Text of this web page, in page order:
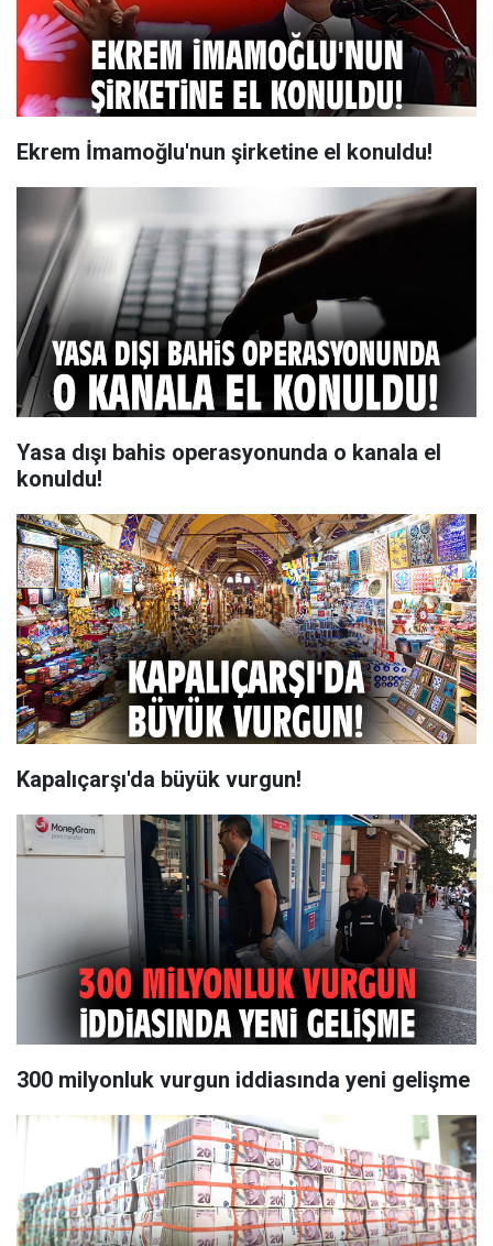
Ekrem İmamoğlu'nun şirketine el konuldu!
Yasa dışı bahis operasyonunda o kanala el
konuldu!
Kapalıçarşı'da büyük vurgun!
300 milyonluk vurgun iddiasında yeni gelişme